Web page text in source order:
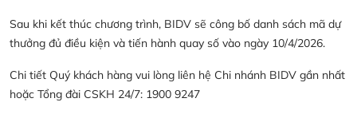
Sau khi kết thúc chương trình, BIDV sẽ công bố danh sách mã dự
thưởng đủ điều kiện và tiến hành quay số vào ngày 10/4/2026.
Chi tiết Quý khách hàng vui lòng liên hệ Chi nhánh BIDV gần nhất
hoặc Tổng đài CSKH 24/7: 1900 9247